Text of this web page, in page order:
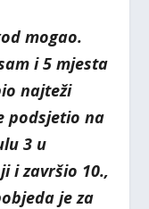
mogao.
i 5 mjesta
najteži
podsjetio na
3 u
i završio 10.,
je za